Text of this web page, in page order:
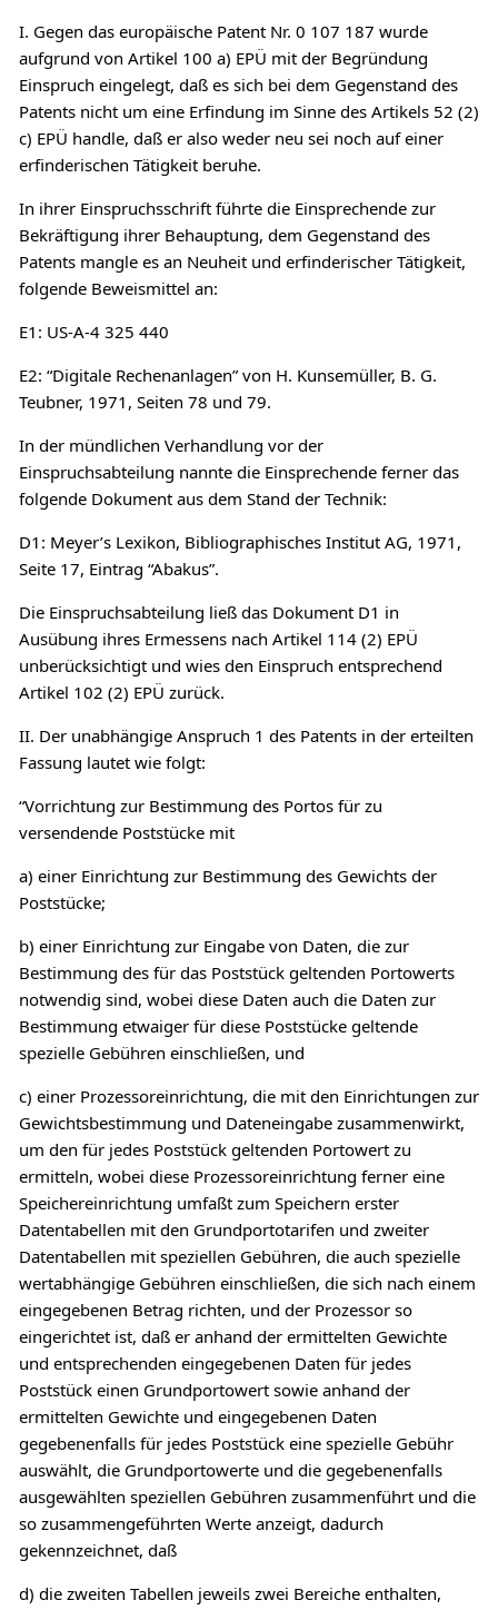
I. Gegen das europäische Patent Nr. 0 107 187 wurde
aufgrund von Artikel 100 a) EPÜ mit der Begründung
Einspruch eingelegt, daß es sich bei dem Gegenstand des
Patents nicht um eine Erfindung im Sinne des Artikels 52 (2)
c) EPÜ handle, daß er also weder neu sei noch auf einer
erfinderischen Tätigkeit beruhe.
In ihrer Einspruchsschrift führte die Einsprechende zur
Bekräftigung ihrer Behauptung, dem Gegenstand des
Patents mangle es an Neuheit und erfinderischer Tätigkeit,
folgende Beweismittel an:
E1: US-A-4 325 440
E2: “Digitale Rechenanlagen” von H. Kunsemüller, B. G.
Teubner, 1971, Seiten 78 und 79.
In der mündlichen Verhandlung vor der
Einspruchsabteilung nannte die Einsprechende ferner das
folgende Dokument aus dem Stand der Technik:
D1: Meyer’s Lexikon, Bibliographisches Institut AG, 1971,
Seite 17, Eintrag “Abakus”.
Die Einspruchsabteilung ließ das Dokument D1 in
Ausübung ihres Ermessens nach Artikel 114 (2) EPÜ
unberücksichtigt und wies den Einspruch entsprechend
Artikel 102 (2) EPÜ zurück.
II. Der unabhängige Anspruch 1 des Patents in der erteilten
Fassung lautet wie folgt:
“Vorrichtung zur Bestimmung des Portos für zu
versendende Poststücke mit
a) einer Einrichtung zur Bestimmung des Gewichts der
Poststücke;
b) einer Einrichtung zur Eingabe von Daten, die zur
Bestimmung des für das Poststück geltenden Portowerts
notwendig sind, wobei diese Daten auch die Daten zur
Bestimmung etwaiger für diese Poststücke geltende
spezielle Gebühren einschließen, und
c) einer Prozessoreinrichtung, die mit den Einrichtungen zur
Gewichtsbestimmung und Dateneingabe zusammenwirkt,
um den für jedes Poststück geltenden Portowert zu
ermitteln, wobei diese Prozessoreinrichtung ferner eine
Speichereinrichtung umfaßt zum Speichern erster
Datentabellen mit den Grundportotarifen und zweiter
Datentabellen mit speziellen Gebühren, die auch spezielle
wertabhängige Gebühren einschließen, die sich nach einem
eingegebenen Betrag richten, und der Prozessor so
eingerichtet ist, daß er anhand der ermittelten Gewichte
und entsprechenden eingegebenen Daten für jedes
Poststück einen Grundportowert sowie anhand der
ermittelten Gewichte und eingegebenen Daten
gegebenenfalls für jedes Poststück eine spezielle Gebühr
auswählt, die Grundportowerte und die gegebenenfalls
ausgewählten speziellen Gebühren zusammenführt und die
so zusammengeführten Werte anzeigt, dadurch
gekennzeichnet, daß
d) die zweiten Tabellen jeweils zwei Bereiche enthalten,